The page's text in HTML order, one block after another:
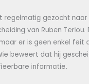
regelmatig gezocht
van Ruben Terlou.
er is geen enkel feit
beweert dat hij
informatie.